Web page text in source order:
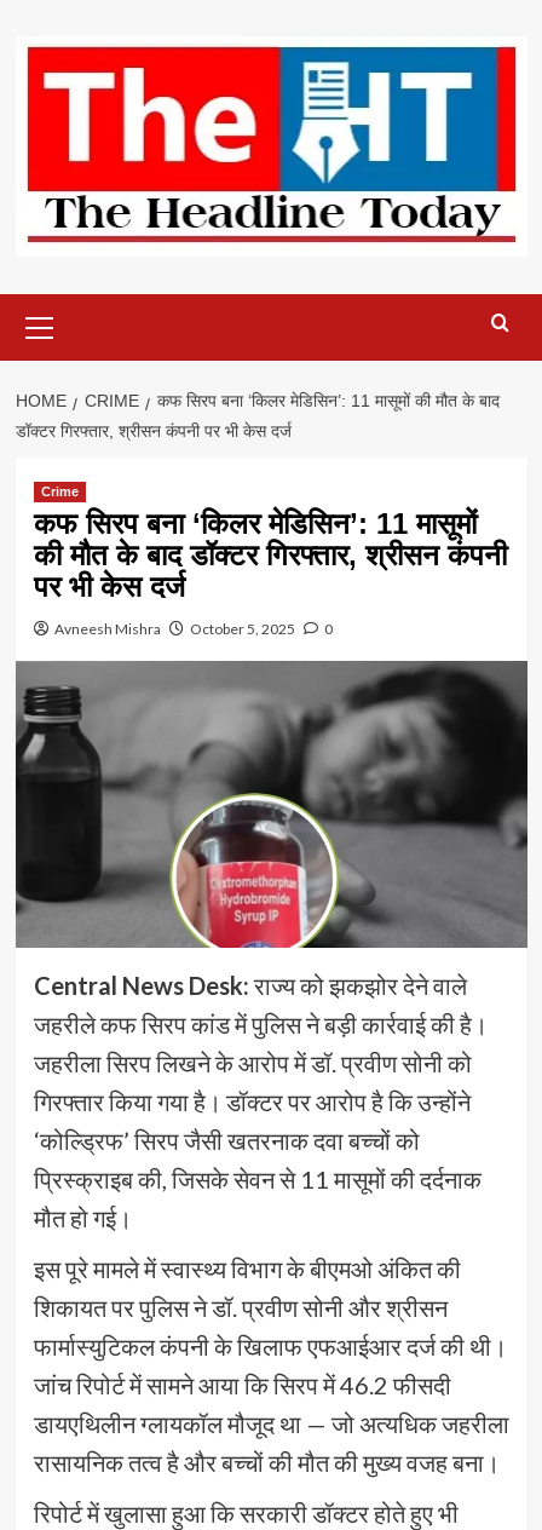
content
Menu
HOME CRIME
कफ सिरप बना ‘किलर मेडिसिन’: 11 मासूमों की मौत के बाद
डॉक्टर गिरफ्तार, श्रीसन कंपनी पर भी केस दर्ज
Crime
कफ सिरप बना ‘किलर मेडिसिन’: 11 मासूमों
की मौत के बाद डॉक्टर गिरफ्तार, श्रीसन कंपनी
पर भी केस दर्ज
Avneesh Mishra October 5, 2025 0
Central News Desk:राज्य को झकझोर देने वाले
जहरीले कफ सिरप कांड में पुलिस ने बड़ी कार्रवाई की है।
जहरीला सिरप लिखने के आरोप में डॉ. प्रवीण सोनी को
गिरफ्तार किया गया है। डॉक्टर पर आरोप है कि उन्होंने
‘कोल्ड्रिफ’ सिरप जैसी खतरनाक दवा बच्चों को
प्रिस्क्राइब की, जिसके सेवन से 11 मासूमों की दर्दनाक
मौत हो गई।
इस पूरे मामले में स्वास्थ्य विभाग के बीएमओ अंकित की
शिकायत पर पुलिस ने डॉ. प्रवीण सोनी और श्रीसन
फार्मास्युटिकल कंपनी के खिलाफ एफआईआर दर्ज की थी।
जांच रिपोर्ट में सामने आया कि सिरप में 46.2 फीसदी
डायएथिलीन ग्लायकॉल मौजूद था — जो अत्यधिक जहरीला
रासायनिक तत्व है और बच्चों की मौत की मुख्य वजह बना।
रिपोर्ट में खुलासा हुआ कि सरकारी डॉक्टर होते हुए भी